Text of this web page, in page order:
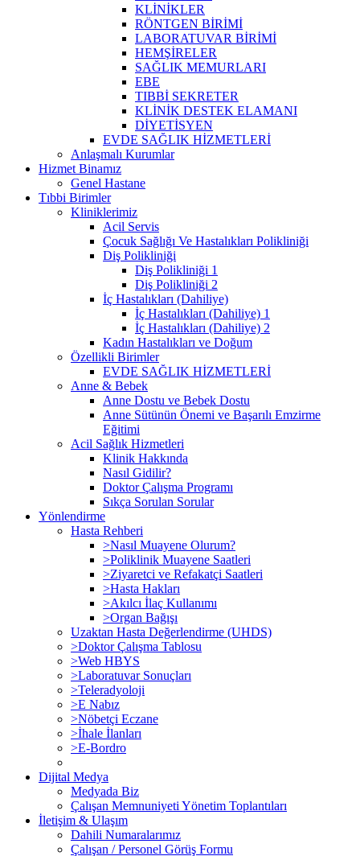
KLİNİKLER
RÖNTGEN BİRİMİ
LABORATUVAR BİRİMİ
HEMŞİRELER
SAĞLIK MEMURLARI
EBE
TIBBİ SEKRETER
KLİNİK DESTEK ELAMANI
DİYETİSYEN
EVDE SAĞLIK HİZMETLERİ
Anlaşmalı Kurumlar
Hizmet Binamız
Genel Hastane
Tıbbi Birimler
Kliniklerimiz
Acil Servis
Çocuk Sağlığı Ve Hastalıkları Polikliniği
Diş Polikliniği
Diş Polikliniği 1
Diş Polikliniği 2
İç Hastalıkları (Dahiliye)
İç Hastalıkları (Dahiliye) 1
İç Hastalıkları (Dahiliye) 2
Kadın Hastalıkları ve Doğum
Özellikli Birimler
EVDE SAĞLIK HİZMETLERİ
Anne & Bebek
Anne Dostu ve Bebek Dostu
Anne Sütünün Önemi ve Başarılı Emzirme
Eğitimi
Acil Sağlık Hizmetleri
Klinik Hakkında
Nasıl Gidilir?
Doktor Çalışma Programı
Sıkça Sorulan Sorular
Yönlendirme
Hasta Rehberi
>Nasıl Muayene Olurum?
>Poliklinik Muayene Saatleri
>Ziyaretci ve Refakatçi Saatleri
>Hasta Hakları
>Akılcı İlaç Kullanımı
>Organ Bağışı
Uzaktan Hasta Değerlendirme (UHDS)
>Doktor Çalışma Tablosu
>Web HBYS
>Laboratuvar Sonuçları
>Teleradyoloji
>E Nabız
>Nöbetçi Eczane
>İhale İlanları
>E-Bordro
Dijital Medya
Medyada Biz
Çalışan Memnuniyeti Yönetim Toplantıları
İletişim & Ulaşım
Dahili Numaralarımız
Çalışan / Personel Görüş Formu